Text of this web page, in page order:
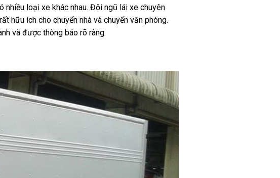
loại xe khác nhau. Đội ngũ lái xe chuyên
hữu ích cho chuyển nhà và chuyển văn phòng.
và được thông báo rõ ràng.